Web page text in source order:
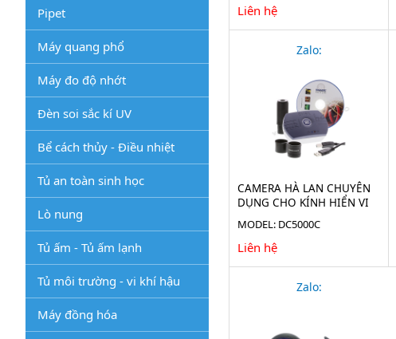
Liên hệ
Zalo:
CAMERA HÀ LAN CHUYÊN
DỤNG CHO KÍNH HIỂN VI
MODEL: DC5000C
Liên hệ
Zalo:
Pipet
Máy quang phổ
Máy đo độ nhớt
Đèn soi sắc kí UV
Bể cách thủy - Điều nhiệt
Tủ an toàn sinh học
Lò nung
Tủ ấm - Tủ ấm lạnh
Tủ môi trường - vi khí hậu
Máy đồng hóa